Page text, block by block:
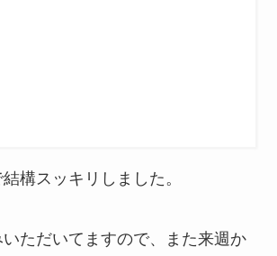
構スッキリしました。
ただいてますので、また来週か